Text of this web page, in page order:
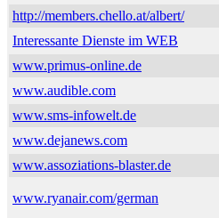
http://members.chello.at/albert/
Interessante Dienste im WEB
www.primus-online.de
www.audible.com
www.sms-infowelt.de
www.dejanews.com
www.assoziations-blaster.de
www.ryanair.com/german